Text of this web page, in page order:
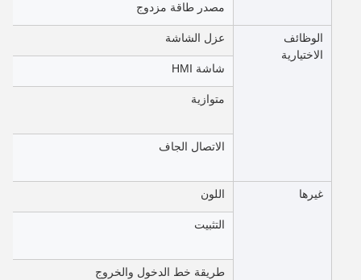
مصدر طاقة مزدوج
الوظائف
الاختيارية
عزل الشاشة
شاشة HMI
متوازية
الاتصال الجاف
غيرها اللون
التثبيت
طريقة خط الدخول والخروج